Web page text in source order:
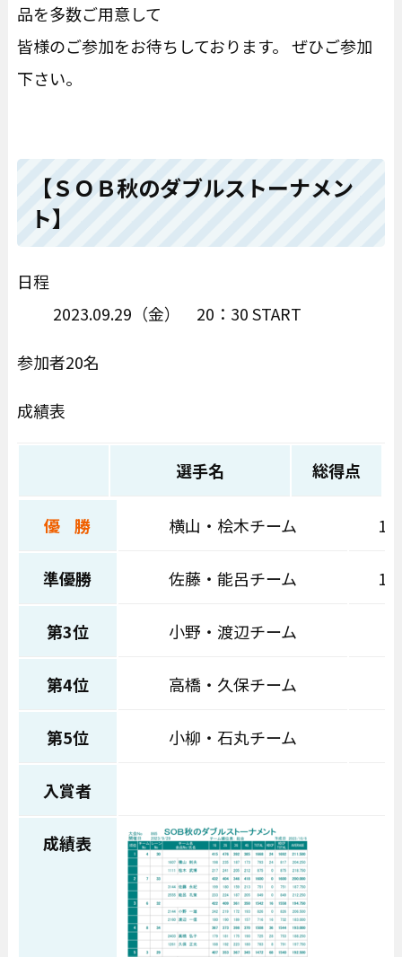
品を多数ご用意して
皆様のご参加をお待ちしております。 ぜひご参加
下さい。
【ＳＯＢ秋のダブルストーナメン
ト】
日程
2023.09.29（金） 20：30 START
参加者20名
成績表
選手名 総得点
優 勝 横山・桧木チーム
準優勝 佐藤・能呂チーム
第3位 小野・渡辺チーム
第4位 高橋・久保チーム
第5位 小柳・石丸チーム
入賞者
成績表